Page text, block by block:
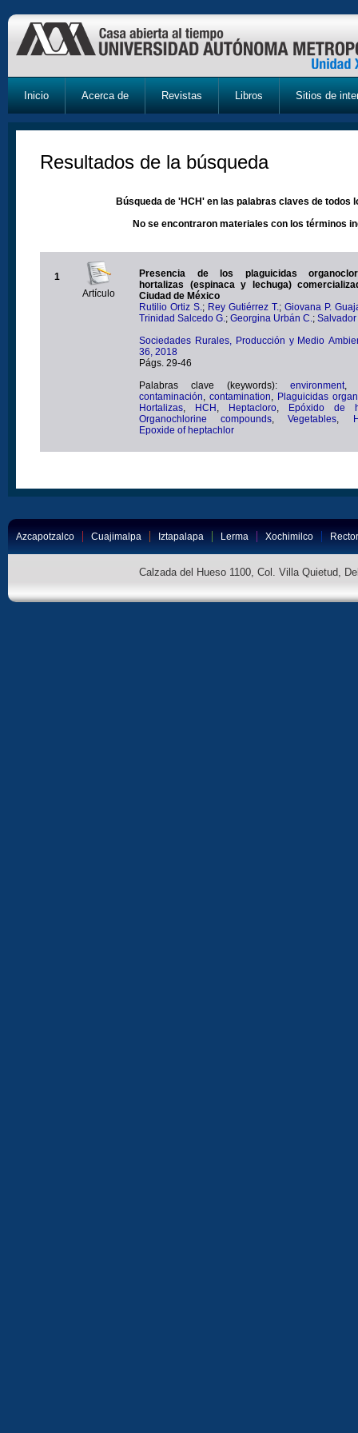
Inicio Acerca de Revistas Libros Sitios de
Resultados de la búsqueda
Búsqueda de 'HCH' en las palabras claves de todos
No se encontraron materiales con los términos
1
Artículo
Presencia de los plaguicidas
hortalizas (espinaca y lechuga)
Ciudad de México
Rutilio Ortiz S. ; Rey Gutiérrez T. ; Giovana P.
Trinidad Salcedo G. ; Georgina Urbán C. ; Salvador
Sociedades Rurales, Producción y Medio
36, 2018
Págs. 29-46
Palabras clave (keywords): environment
contaminación
contamination
Plaguicidas
Hortalizas
HCH Heptacloro
Epóxido de
Organochlorine compounds
Vegetables
Epoxide of heptachlor
Azcapotzalco Cuajimalpa Iztapalapa Lerma Xochimilco
Calzada del Hueso 1100, Col. Villa Quietud,